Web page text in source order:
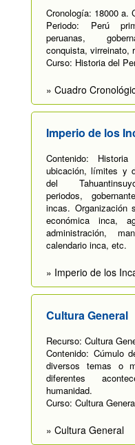
Cronología: 18000 a.
Periodo: Perú
peruanas,
conquista, virreinato,
Curso: Historia del
» Cuadro
Imperio de los
Contenido:
ubicación, límites y
del
periodos,
incas. Organización
económica inca,
administración,
calendario inca, etc.
» Imperio de los
Cultura General
Recurso: Cultura
Contenido: Cúmulo
diversos temas o
diferentes
humanidad.
Curso: Cultura
» Cultura General